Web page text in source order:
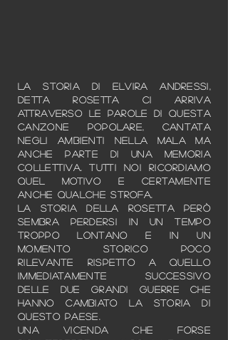
La storia di Elvira Andressi,
detta Rosetta ci arriva
attraverso le parole di questa
canzone popolare, cantata
negli ambienti nella mala ma
anche parte di una memoria
collettiva. Tutti noi ricordiamo
quel motivo e certamente
anche qualche strofa.
La storia della Rosetta però
sembra perdersi in un tempo
troppo lontano e in un
momento storico poco
rilevante rispetto a quello
immediatamente successivo
delle due grandi guerre che
hanno cambiato la storia di
questo paese.
Una vicenda che forse